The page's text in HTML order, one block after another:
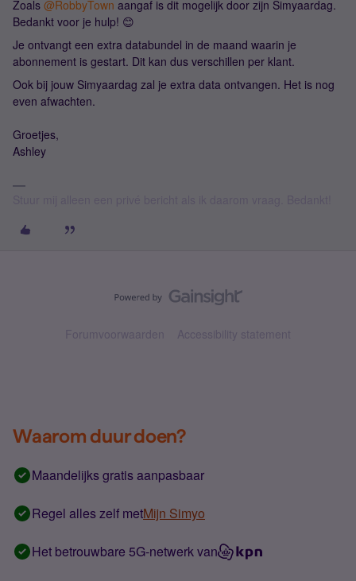
Zoals @RobbyTown aangaf is dit mogelijk door zijn Simyaardag.
Bedankt voor je hulp! 😊
Je ontvangt een extra databundel in de maand waarin je
abonnement is gestart. Dit kan dus verschillen per klant.
Ook bij jouw Simyaardag zal je extra data ontvangen. Het is nog
even afwachten.
Groetjes,
Ashley
Forumvoorwaarden Accessibility statement
Waarom duur doen?
Maandelijks gratis aanpasbaar
Regel alles zelf metMijn Simyo
Het betrouwbare 5G-netwerk van